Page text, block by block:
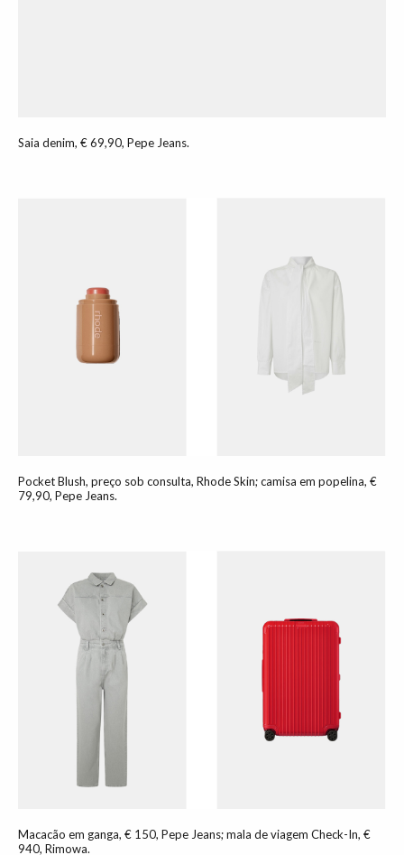
Saia denim, € 69,90, Pepe Jeans.
Pocket Blush, preço sob consulta, Rhode Skin; camisa em popelina, €
79,90, Pepe Jeans.
Macacão em ganga, € 150, Pepe Jeans; mala de viagem Check-In, €
940, Rimowa.